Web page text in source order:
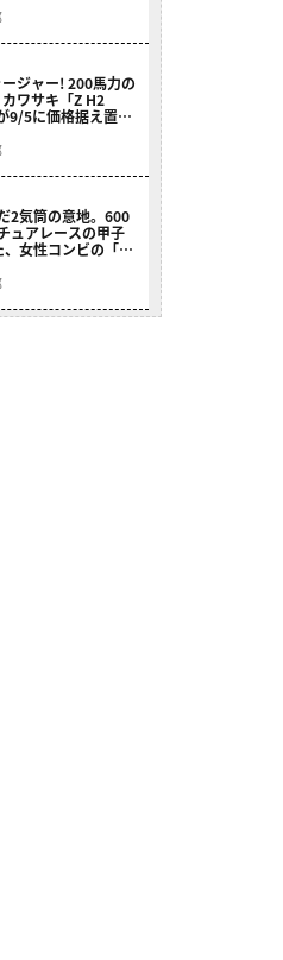
ジャー! 200馬力の
ワサキ「Z H2
9/5に価格据え置き
2気筒の意地。600
ュアレースの甲子
女性コンビの「ス